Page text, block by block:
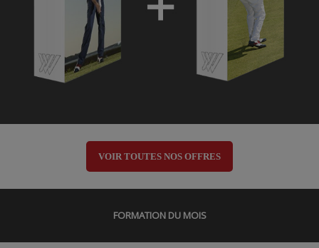
VOIR TOUTES NOS OFFRES
FORMATION DU MOIS